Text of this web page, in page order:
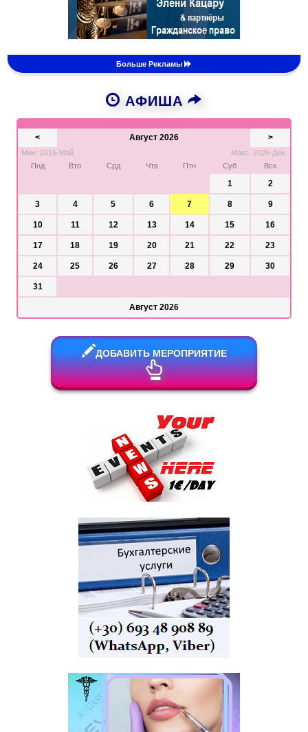
Больше Рекламы
АФИША
< Август 2026 >
Мин: 2016-Май.
Макс: 2026-Дек.
Пнд
Вто Срд Чтв Птн Суб Вск
1 2
3 4 5 6 7 8 9
10 11 12 13 14 15 16
17 18 19 20 21 22 23
24 25 26 27 28 29 30
31
Август 2026
ДОБАВИТЬ МЕРОПРИЯТИЕ